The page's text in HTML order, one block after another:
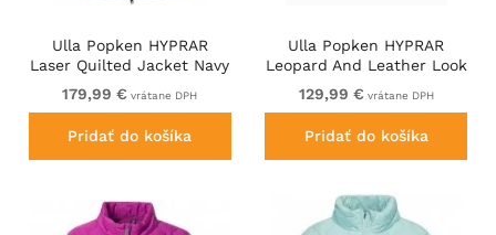
Ulla Popken HYPRAR
Laser Quilted Jacket Navy
179,99 € vrátane DPH
Pridať do košíka
Ulla Popken HYPRAR
Leopard And Leather Look
Quilted Jacket Black
129,99 € vrátane DPH
Pridať do košíka